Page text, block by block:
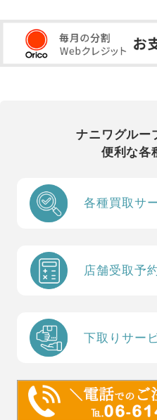
ナニワグルー
便利な各
各種買取サ
店舗受取予
下取りサー